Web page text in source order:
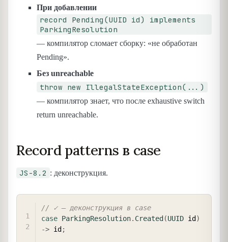
При добавлении
record Pending(UUID id) implements
ParkingResolution
— компилятор сломает сборку: «не обработан
Pending».
Без unreachable
throw new IllegalStateException(...)
— компилятор знает, что после exhaustive switch
return unreachable.
Record patterns в case
JS-8.2 : деконструкция.
// ✓ — деконструкция в case
case ParkingResolution. Created (UUID id )
-> id ;